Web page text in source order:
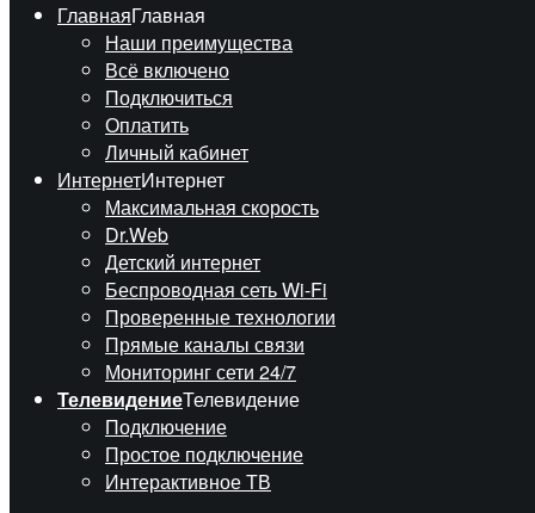
ГлавнаяГлавная
Наши преимущества
Всё включено
Подключиться
Оплатить
Личный кабинет
ИнтернетИнтернет
Максимальная скорость
Dr.Web
Детский интернет
Беспроводная сеть Wi-Fi
Проверенные технологии
Прямые каналы связи
Мониторинг сети 24/7
ТелевидениеТелевидение
Подключение
Простое подключение
Интерактивное ТВ